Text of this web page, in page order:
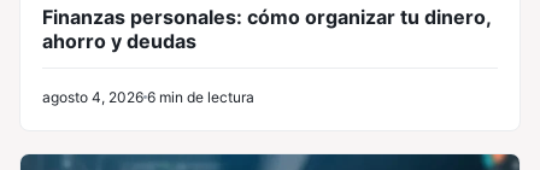
Finanzas personales: cómo organizar tu dinero,
ahorro y deudas
agosto 4, 2026 6 min de lectura